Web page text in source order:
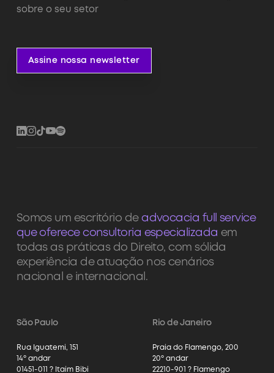
sobre o seu setor
Assine nossa newsletter
Somos um escritório de advocacia full service
que oferece consultoria especializada em
todas as práticas do Direito, com sólida
experiência de atuação nos cenários
nacional e internacional.
São Paulo
Rua Iguatemi, 151
14º andar
01451-011 ? Itaim Bibi
Rio de Janeiro
Praia do Flamengo, 200
20º andar
22210-901 ? Flamengo